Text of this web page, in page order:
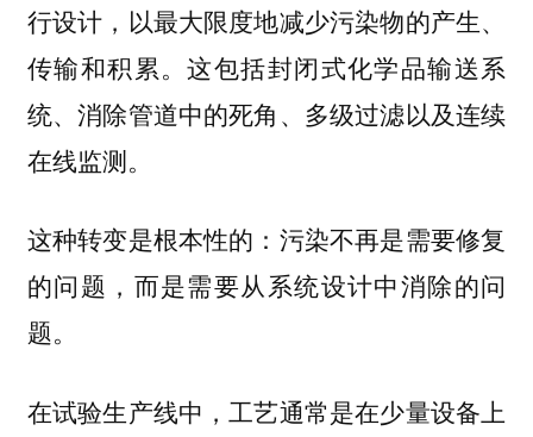
行设计，以最大限度地减少污染物的产生、
传输和积累。这包括封闭式化学品输送系
统、消除管道中的死角、多级过滤以及连续
在线监测。
这种转变是根本性的：污染不再是需要修复
的问题，而是需要从系统设计中消除的问
题。
在试验生产线中，工艺通常是在少量设备上